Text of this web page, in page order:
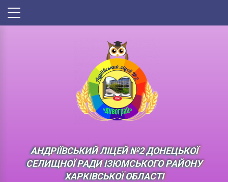
АНДРІЇВСЬКИЙ ЛІЦЕЙ №2 ДОНЕЦЬКОЇ
СЕЛИЩНОЇ РАДИ ІЗЮМСЬКОГО РАЙОНУ
ХАРКІВСЬКОЇ ОБЛАСТІ